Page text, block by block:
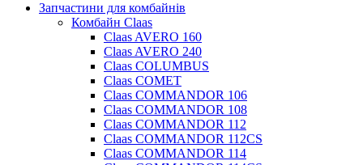
Запчастини для комбайнів
Комбайн Claas
Claas AVERO 160
Claas AVERO 240
Claas COLUMBUS
Claas COMET
Claas COMMANDOR 106
Claas COMMANDOR 108
Claas COMMANDOR 112
Claas COMMANDOR 112CS
Claas COMMANDOR 114